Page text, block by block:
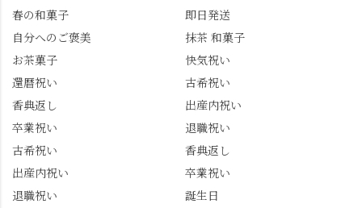
春の和菓子
即日発送
自分へのご褒美
抹茶 和菓子
お茶菓子
快気祝い
還暦祝い
古希祝い
香典返し
出産内祝い
卒業祝い
退職祝い
古希祝い
香典返し
出産内祝い
卒業祝い
退職祝い
誕生日